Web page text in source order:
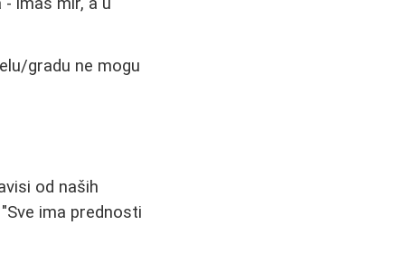
gradu ne mogu
od naših
ima prednosti